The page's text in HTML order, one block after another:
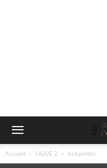
Accueil LIGUE 2 Actualités